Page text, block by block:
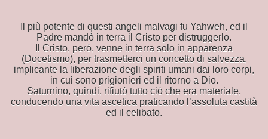
Il più potente di questi angeli malvagi fu Yahweh, ed il
Padre mandò in terra il Cristo per distruggerlo.
Il Cristo, però, venne in terra solo in apparenza
(Docetismo), per trasmetterci un concetto di salvezza,
implicante la liberazione degli spiriti umani dai loro corpi,
in cui sono prigionieri ed il ritorno a Dio.
Saturnino, quindi, rifiutò tutto ciò che era materiale,
conducendo una vita ascetica praticando l’assoluta castità
ed il celibato.